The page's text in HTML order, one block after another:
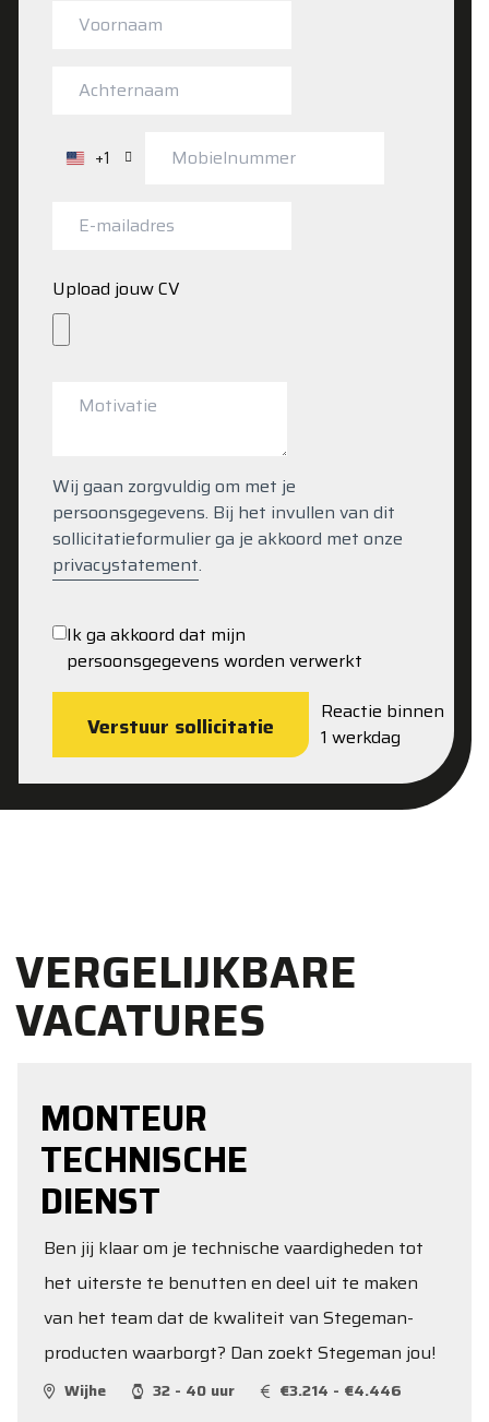
Reactie binnen
1 werkdag
Verenigde
+1
+1
Upload jouw CV
Wij gaan zorgvuldig om met je
persoonsgegevens. Bij het invullen van dit
sollicitatieformulier ga je akkoord met onze
privacystatement.
Ik ga akkoord dat mijn
persoonsgegevens worden verwerkt
Verstuur sollicitatie
VERGELIJKBARE
VACATURES
MONTEUR
TECHNISCHE
DIENST
Ben jij klaar om je technische vaardigheden tot
het uiterste te benutten en deel uit te maken
van het team dat de kwaliteit van Stegeman-
producten waarborgt? Dan zoekt Stegeman jou!
Wijhe 32 - 40 uur €3.214 - €4.446